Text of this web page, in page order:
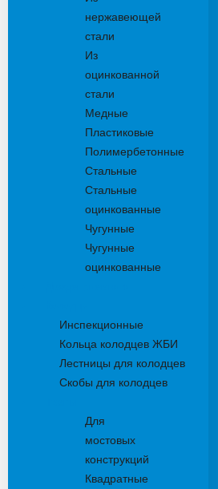
нержавеющей
стали
Из
оцинкованной
стали
Медные
Пластиковые
Полимербетонные
Стальные
Стальные
оцинкованные
Чугунные
Чугунные
оцинкованные
Инспекционные
Кольца колодцев ЖБИ
Лестницы для колодцев
Скобы для колодцев
Для
мостовых
конструкций
Квадратные